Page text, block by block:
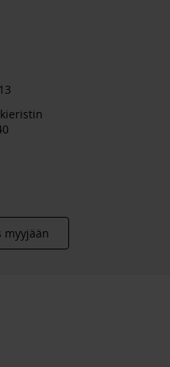
myyjään